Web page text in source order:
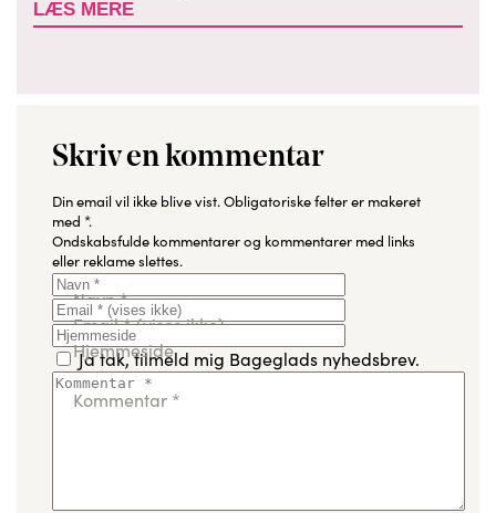
LÆS MERE
Skriv en kommentar
Din email vil ikke blive vist.Obligatoriske felter er makeret
med *.
Ondskabsfulde kommentarer og kommentarer med links
eller reklame slettes.
Navn*
Email*(vises ikke)
Hjemmeside
Ja tak, tilmeld mig Bageglads nyhedsbrev.
Kommentar *